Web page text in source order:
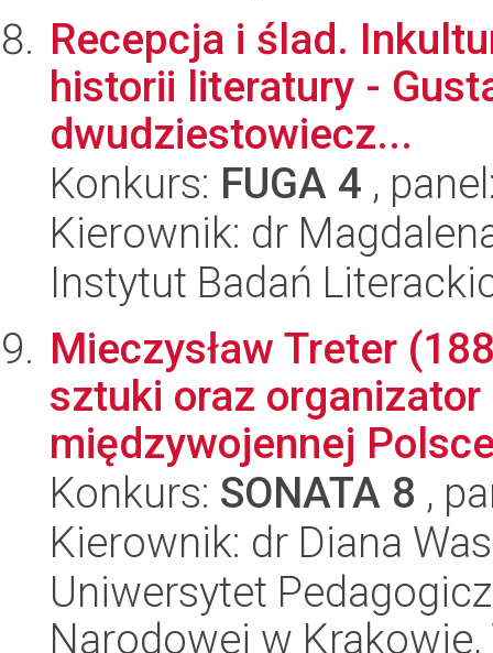
Recepcja i ślad.
historii literatury -
dwudziestowiecz...
Konkurs: FUGA 4 ,
Kierownik: dr
Instytut Badań
Mieczysław Treter
sztuki oraz
międzywojennej
Konkurs: SONATA 8 ,
Kierownik: dr Diana
Uniwersytet
Narodowej w Krakowie,